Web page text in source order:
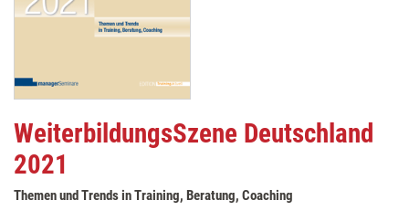
WeiterbildungsSzene Deutschland
2021
Themen und Trends in Training, Beratung, Coaching